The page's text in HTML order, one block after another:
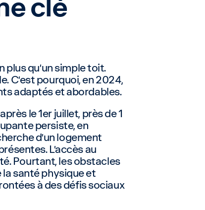
clé
qu’un simple toit.
C’est pourquoi, en 2024,
adaptés et abordables.
le 1er juillet, près de 1
persiste, en
d’un logement
L’accès au
Pourtant, les obstacles
santé physique et
à des défis sociaux